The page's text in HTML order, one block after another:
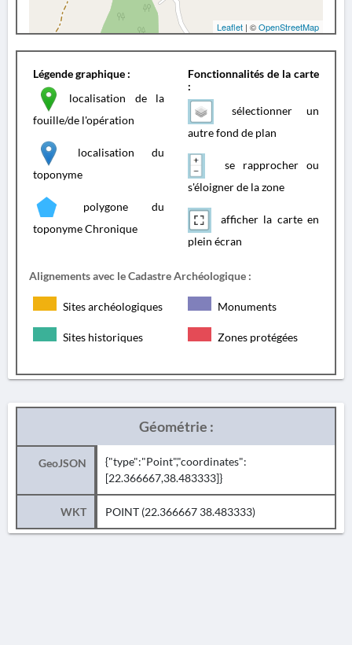
Leaflet | ©OpenStreetMap
Légende graphique :
localisation de la
fouille/de l'opération
localisation du
toponyme
polygone du
toponyme Chronique
Fonctionnalités de la carte
:
sélectionner un
autre fond de plan
se rapprocher ou
s'éloigner de la zone
afficher la carte en
plein écran
Alignements avec le Cadastre Archéologique :
Sites archéologiques Monuments
Sites historiques Zones protégées
Géométrie :
GeoJSON
{"type":"Point","coordinates":
[22.366667,38.483333]}
WKT POINT (22.366667 38.483333)